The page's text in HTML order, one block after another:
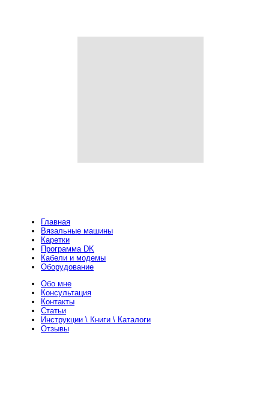
Главная
Вязальные машины
Каретки
Программа DK
Кабели и модемы
Оборудование
Обо мне
Консультация
Контакты
Статьи
Инструкции \ Книги \ Каталоги
Отзывы